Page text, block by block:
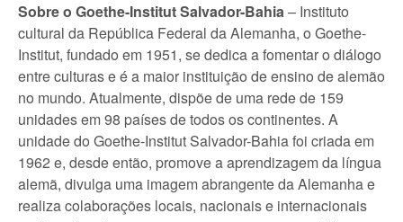
Sobre o Goethe-Institut Salvador-Bahia– Instituto
cultural da República Federal da Alemanha, o Goethe-
Institut, fundado em 1951, se dedica a fomentar o diálogo
entre culturas e é a maior instituição de ensino de alemão
no mundo. Atualmente, dispõe de uma rede de 159
unidades em 98 países de todos os continentes. A
unidade do Goethe-Institut Salvador-Bahia foi criada em
1962 e, desde então, promove a aprendizagem da língua
alemã, divulga uma imagem abrangente da Alemanha e
realiza colaborações locais, nacionais e internacionais